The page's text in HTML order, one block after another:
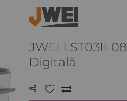
JWEI LST03II-
Digitală
LISTA
DE